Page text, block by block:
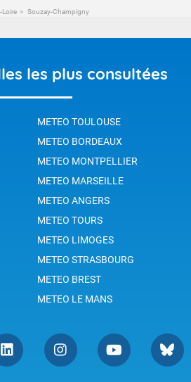
Loire Souzay-Champigny
les plus consultées
METEO TOULOUSE
METEO BORDEAUX
METEO MONTPELLIER
METEO MARSEILLE
METEO ANGERS
METEO TOURS
METEO LIMOGES
METEO STRASBOURG
METEO BREST
METEO LE MANS